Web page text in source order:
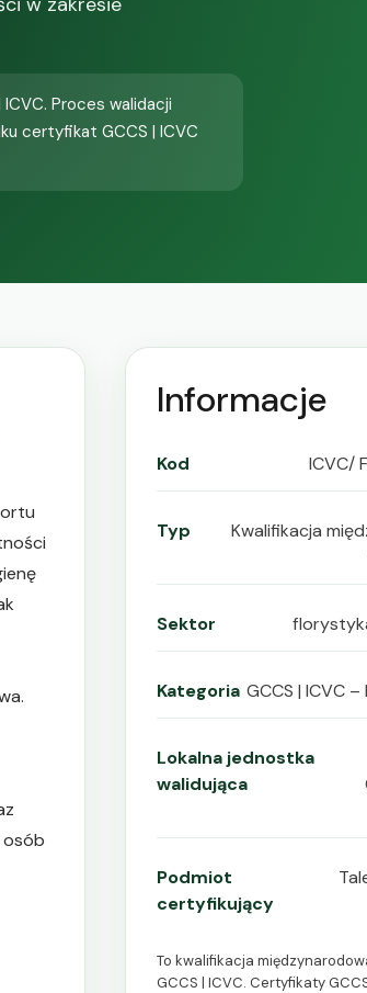
Proces walidacji
certyfikat GCCS | ICVC
osób
Informacje
Kod ICVC/
Typ
Kwalifikacja
Sektor
Kategoria GCCS | ICVC
Lokalna jednostka
walidująca
Podmiot
certyfikujący
To kwalifikacja
GCCS | ICVC. Certyfikaty